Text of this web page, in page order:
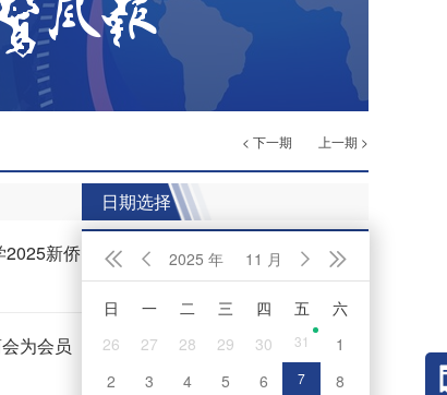
< 下一期 上一期 >
日期选择
  2025 年 11 月  
日 一 二 三 四 五
六
26
27 28 29 30 31
1
2
3 4 5 6 7
8